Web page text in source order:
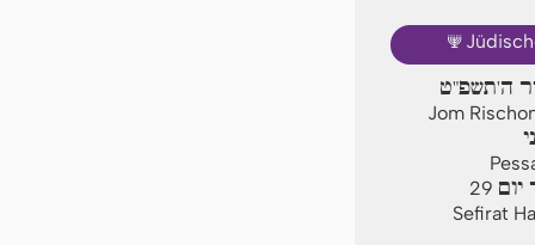
🕎
ה'תשפ"ט
Jom
29
Sefirat